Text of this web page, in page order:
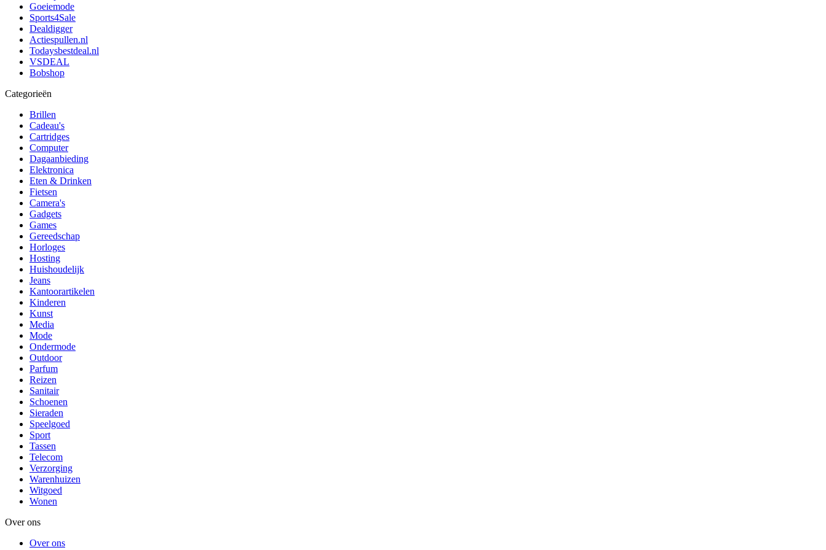
Goeiemode
Sports4Sale
Dealdigger
Actiespullen.nl
Todaysbestdeal.nl
VSDEAL
Bobshop
Categorieën
Brillen
Cadeau's
Cartridges
Computer
Dagaanbieding
Elektronica
Eten & Drinken
Fietsen
Camera's
Gadgets
Games
Gereedschap
Horloges
Hosting
Huishoudelijk
Jeans
Kantoorartikelen
Kinderen
Kunst
Media
Mode
Ondermode
Outdoor
Parfum
Reizen
Sanitair
Schoenen
Sieraden
Speelgoed
Sport
Tassen
Telecom
Verzorging
Warenhuizen
Witgoed
Wonen
Over ons
Over ons